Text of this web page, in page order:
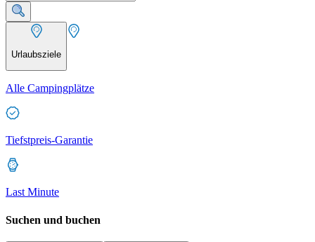
Urlaubsziele
Alle Campingplätze
Tiefstpreis-Garantie
Last Minute
Suchen und buchen